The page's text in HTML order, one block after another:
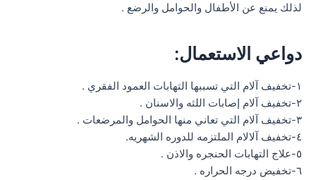
لذلك يمنع عن الأطفال والحوامل والرضع .
دواعي الاستعمال:
١-تخفيف آلام التي تسببها التهابات العمود الفقري .
٢-تخفيف آلام إصابات اللثه والاسنان .
٣-تخفيف آلام التي تعاني منها الحوامل والمرضعات .
٤-تخفيف آلالام الملتزمه للدوره الشهريه.
٥-علاج التهابات الحنجره والاذن .
٦-تخفيض درجه الحراره .